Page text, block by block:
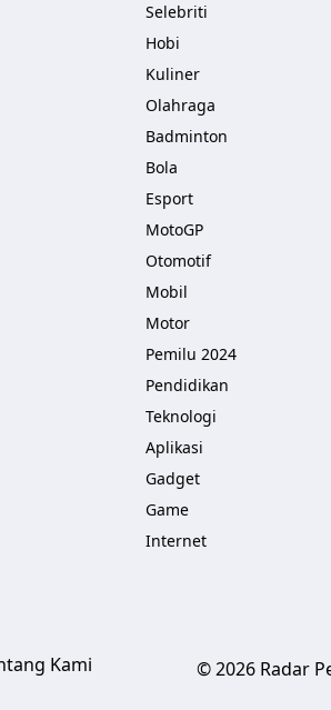
Selebriti
Hobi
Kuliner
Olahraga
Badminton
Bola
Esport
MotoGP
Otomotif
Mobil
Motor
Pemilu 2024
Pendidikan
Teknologi
Aplikasi
Gadget
Game
Internet
Kami © 2026 Radar